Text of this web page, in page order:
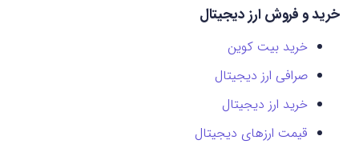
خرید و فروش ارز دیجیتال
خرید بیت کوین
صرافی ارز دیجیتال
خرید ارز دیجیتال
قیمت ارزهای دیجیتال